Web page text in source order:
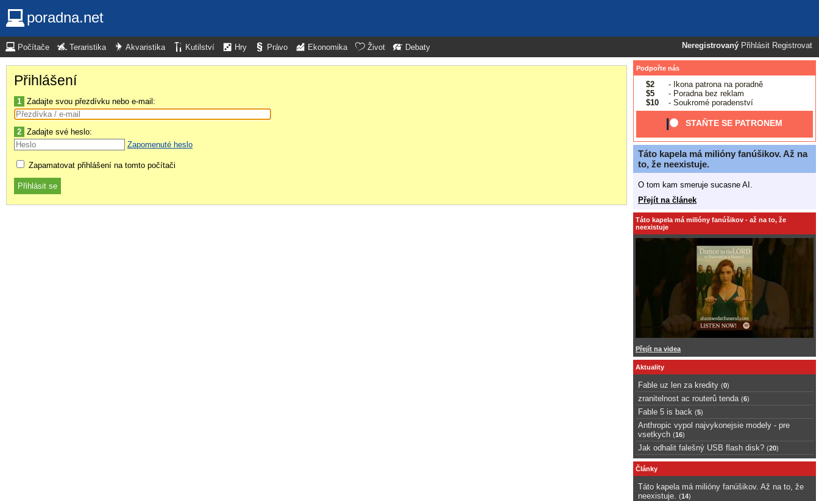
poradna.net
Neregistrovaný Přihlásit Registrovat
Počítače Teraristika Akvaristika Kutilství Hry Právo Ekonomika Život Debaty
Přihlášení
1 Zadajte svou přezdívku nebo e-mail:
2 Zadajte své heslo:
Zapomenuté heslo
Zapamatovat přihlášení na tomto počítači
Podpořte nás
$2
- Ikona patrona na poradně
$5
- Poradna bez reklam
$10
- Soukromé poradenství
STAŇTE SE PATRONEM
Táto kapela má milióny fanúšikov. Až na
to, že neexistuje.
O tom kam smeruje sucasne AI.
Přejít na článek
Táto kapela má milióny fanúšikov - až na to, že
neexistuje
Přejít na videa
Aktuality
Fable uz len za kredity (0)
zranitelnost ac routerů tenda (6)
Fable 5 is back (5)
Anthropic vypol najvykonejsie modely - pre
vsetkych (16)
Jak odhalit falešný USB flash disk? (20)
Články
Táto kapela má milióny fanúšikov. Až na to, že
neexistuje.
(14)